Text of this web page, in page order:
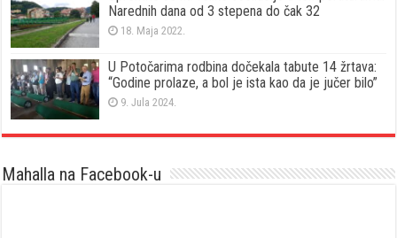
Narednih dana od 3 stepena do čak 32
18. Maja 2022.
U Potočarima rodbina dočekala tabute 14 žrtava:
“Godine prolaze, a bol je ista kao da je jučer bilo”
9. Jula 2024.
Mahalla na Facebook-u